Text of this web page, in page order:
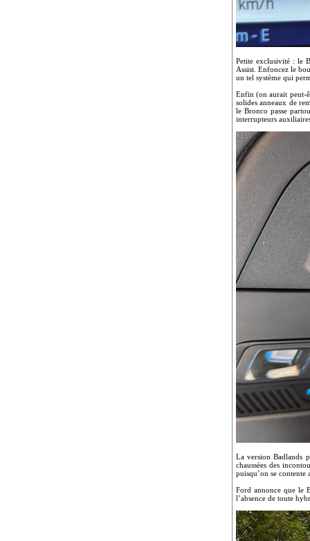
Petite exclusivité : le
Assist. Enfoncez le
un tel système qui
Enfin (on aurait peut-
solides anneaux de
le Bronco passe
interrupteurs
La version Badlands
chaussées des
puisqu’on se contente
Ford annonce que le
l’absence de toute